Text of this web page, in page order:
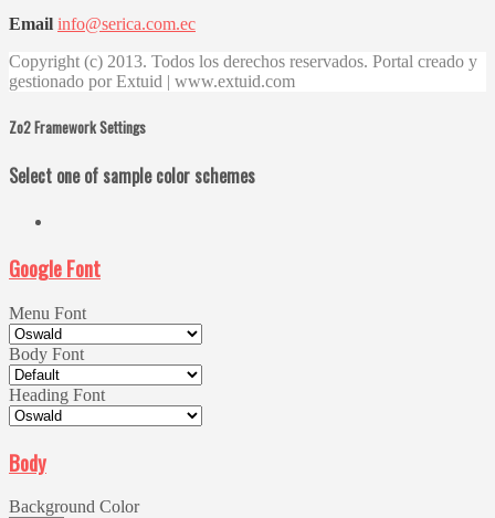
Email info@serica.com.ec
Copyright (c) 2013. Todos los derechos reservados. Portal creado y
gestionado por Extuid | www.extuid.com
Zo2 Framework Settings
Select one of sample color schemes
Google Font
Menu Font
Body Font
Heading Font
Body
Background Color